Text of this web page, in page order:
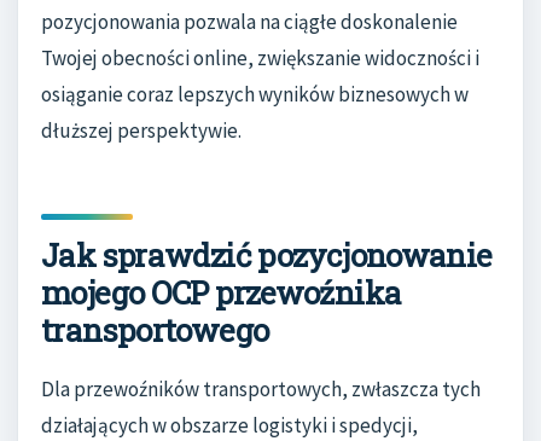
pozycjonowania pozwala na ciągłe doskonalenie
Twojej obecności online, zwiększanie widoczności i
osiąganie coraz lepszych wyników biznesowych w
dłuższej perspektywie.
Jak sprawdzić pozycjonowanie
mojego OCP przewoźnika
transportowego
Dla przewoźników transportowych, zwłaszcza tych
działających w obszarze logistyki i spedycji,